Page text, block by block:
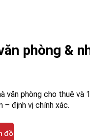
phòng &
văn phòng cho thuê và
– định vị chính xác.
đồ